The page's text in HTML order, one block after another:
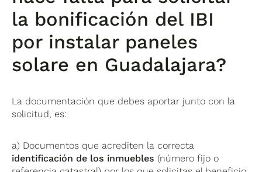
la bonificación del IBI
por instalar paneles
solare en Guadalajara?
La documentación que debes aportar junto con la
solicitud, es:
a) Documentos que acrediten la correcta
identificación de los inmuebles (número fijo o